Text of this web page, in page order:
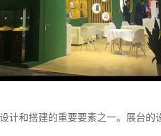
计和搭建的重要要素之一。展台